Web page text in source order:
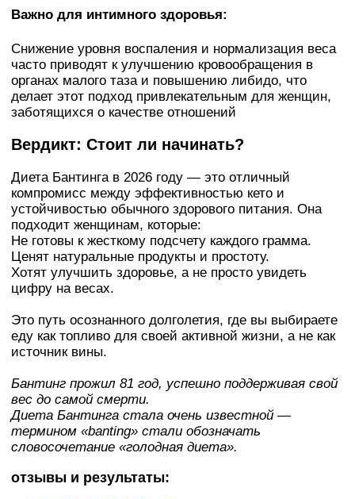
Важно для интимного здоровья:
Снижение уровня воспаления и нормализация веса
часто приводят к улучшению кровообращения в
органах малого таза и повышению либидо, что
делает этот подход привлекательным для женщин,
заботящихся о качестве отношений
Вердикт: Стоит ли начинать?
Диета Бантинга в 2026 году — это отличный
компромисс между эффективностью кето и
устойчивостью обычного здорового питания. Она
подходит женщинам, которые:
Не готовы к жесткому подсчету каждого грамма.
Ценят натуральные продукты и простоту.
Хотят улучшить здоровье, а не просто увидеть
цифру на весах.
Это путь осознанного долголетия, где вы выбираете
еду как топливо для своей активной жизни, а не как
источник вины.
Бантинг прожил 81 год, успешно поддерживая свой
вес до самой смерти.
Диета Бантинга стала очень известной —
термином «banting» стали обозначать
словосочетание «голодная диета».
отзывы и результаты: